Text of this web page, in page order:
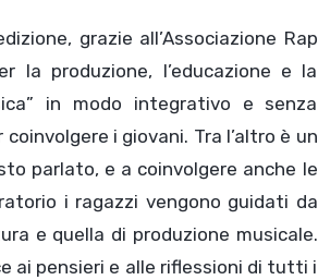
grazie all’Associazione Rap
la produzione, l’educazione e la
in modo integrativo e senza
i giovani. Tra l’altro è un
parlato, e a coinvolgere anche le
i ragazzi vengono guidati da
e quella di produzione musicale.
ai pensieri e alle riflessioni di tutti i